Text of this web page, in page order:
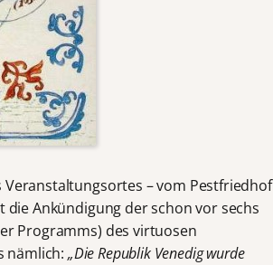
– vom Pestfriedhof
Ankündigung der schon vor sechs
Programms) des virtuosen
nämlich: „Die Republik Venedig wurde